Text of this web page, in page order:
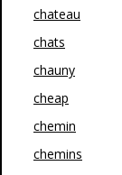
chateau
chats
chauny
cheap
chemin
chemins